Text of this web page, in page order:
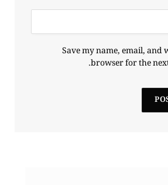
Save my name, email, and
browser for the